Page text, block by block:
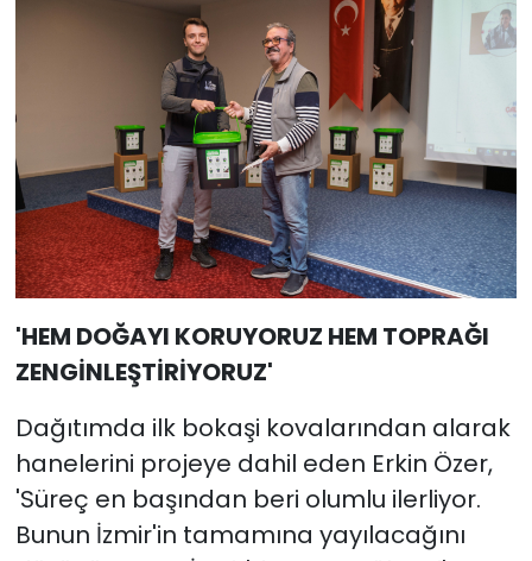
'HEM DOĞAYI KORUYORUZ HEM TOPRAĞI
ZENGİNLEŞTİRİYORUZ'
Dağıtımda ilk bokaşi kovalarından alarak
hanelerini projeye dahil eden Erkin Özer,
'Süreç en başından beri olumlu ilerliyor.
Bunun İzmir'in tamamına yayılacağını